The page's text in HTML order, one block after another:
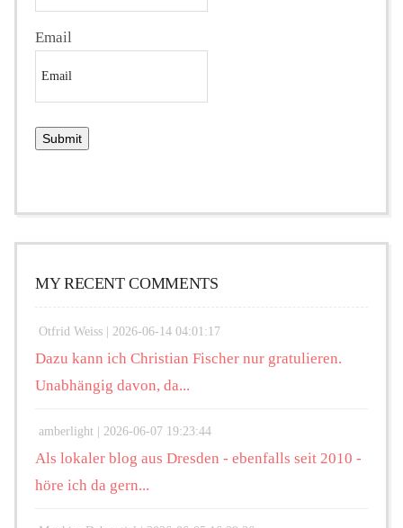
Email
MY RECENT COMMENTS
Otfrid Weiss | 2026-06-14 04:01:17
Dazu kann ich Christian Fischer nur gratulieren.
Unabhängig davon, da...
amberlight | 2026-06-07 19:23:44
Als lokaler blog aus Dresden - ebenfalls seit 2010 -
höre ich da gern...